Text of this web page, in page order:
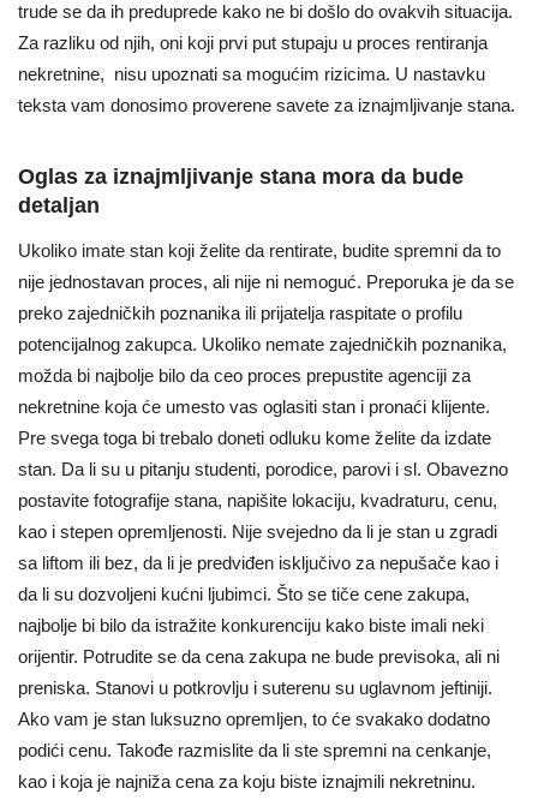
trude se da ih preduprede kako ne bi došlo do ovakvih situacija.
Za razliku od njih, oni koji prvi put stupaju u proces rentiranja
nekretnine, nisu upoznati sa mogućim rizicima. U nastavku
teksta vam donosimo proverene savete za iznajmljivanje stana.
Oglas za iznajmljivanje stana mora da bude
detaljan
Ukoliko imate stan koji želite da rentirate, budite spremni da to
nije jednostavan proces, ali nije ni nemoguć. Preporuka je da se
preko zajedničkih poznanika ili prijatelja raspitate o profilu
potencijalnog zakupca. Ukoliko nemate zajedničkih poznanika,
možda bi najbolje bilo da ceo proces prepustite agenciji za
nekretnine koja će umesto vas oglasiti stan i pronaći klijente.
Pre svega toga bi trebalo doneti odluku kome želite da izdate
stan. Da li su u pitanju studenti, porodice, parovi i sl. Obavezno
postavite fotografije stana, napišite lokaciju, kvadraturu, cenu,
kao i stepen opremljenosti. Nije svejedno da li je stan u zgradi
sa liftom ili bez, da li je predviđen isključivo za nepušače kao i
da li su dozvoljeni kućni ljubimci. Što se tiče cene zakupa,
najbolje bi bilo da istražite konkurenciju kako biste imali neki
orijentir. Potrudite se da cena zakupa ne bude previsoka, ali ni
preniska. Stanovi u potkrovlju i suterenu su uglavnom jeftiniji.
Ako vam je stan luksuzno opremljen, to će svakako dodatno
podići cenu. Takođe razmislite da li ste spremni na cenkanje,
kao i koja je najniža cena za koju biste iznajmili nekretninu.